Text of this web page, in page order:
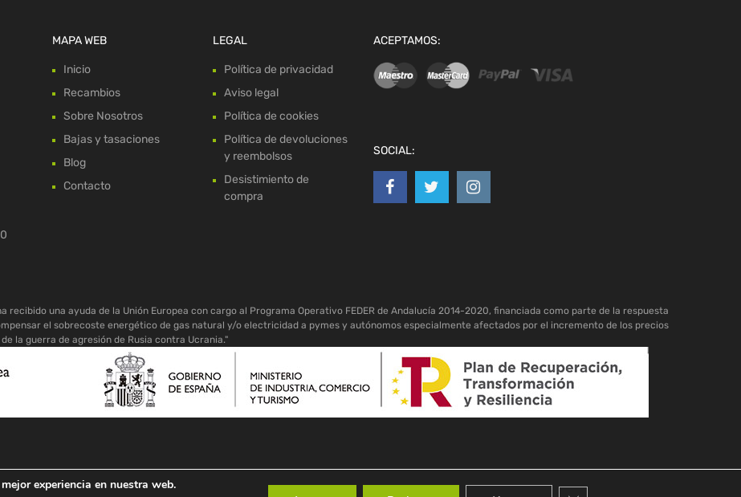
MAPA WEB
Inicio
Recambios
Sobre Nosotros
Bajas y tasaciones
Blog
Contacto
LEGAL
Política de privacidad
Aviso legal
Política de cookies
Política de devoluciones
y reembolsos
Desistimiento de
compra
ACEPTAMOS:
SOCIAL:
recibido una ayuda de la Unión Europea con cargo al Programa Operativo FEDER de Andalucía 2014-2020, financiada como parte de la respuesta
el sobrecoste energético de gas natural y/o electricidad a pymes y autónomos especialmente afectados por el incremento de los precios
la guerra de agresión de Rusia contra Ucrania."
experiencia en nuestra web.